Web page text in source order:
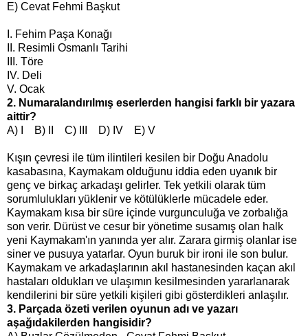
E) Cevat Fehmi Başkut
I. Fehim Paşa Konağı
II. Resimli Osmanlı Tarihi
III. Töre
IV. Deli
V. Ocak
2. Numaralandırılmış eserlerden hangisi farklı bir yazara
aittir?
A) I B) II C) III D) IV E) V
Kışın çevresi ile tüm ilintileri kesilen bir Doğu Anadolu
kasabasına, Kaymakam olduğunu iddia eden uyanık bir
genç ve birkaç arkadaşı gelirler. Tek yetkili olarak tüm
sorumlulukları yüklenir ve kötülüklerle mücadele eder.
Kaymakam kısa bir süre içinde vurgunculuğa ve zorbalığa
son verir. Dürüst ve cesur bir yönetime susamış olan halk
yeni Kaymakam'ın yanında yer alır. Zarara girmiş olanlar ise
siner ve pusuya yatarlar. Oyun buruk bir ironi ile son bulur.
Kaymakam ve arkadaşlarının akıl hastanesinden kaçan akıl
hastaları oldukları ve ulaşımın kesilmesinden yararlanarak
kendilerini bir süre yetkili kişileri gibi gösterdikleri anlaşılır.
3. Parçada özeti verilen oyunun adı ve yazarı
aşağıdakilerden hangisidir?